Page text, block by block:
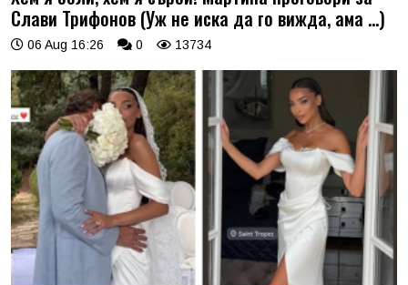
Слави Трифонов (Уж не иска да го вижда, ама …)
06 Aug 16:26 0 13734